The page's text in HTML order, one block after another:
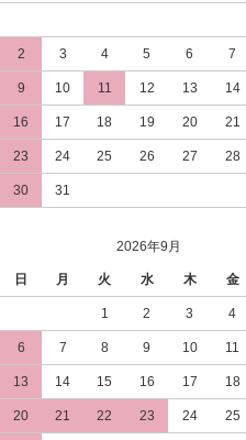
2 3 4 5 6 7
9 10 11 12 13 14
16 17 18 19 20 21
23 24 25 26 27 28
30 31
2026年9月
日 月 火 水 木 金
1 2 3 4
6 7 8 9 10 11
13 14 15 16 17 18
20 21 22 23 24 25